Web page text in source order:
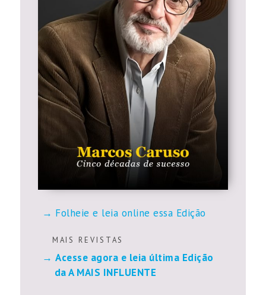
Folheie e leia online essa Edição
M A I S R E V I S T A S
Acesse agora e leia última Edição
da A MAIS INFLUENTE